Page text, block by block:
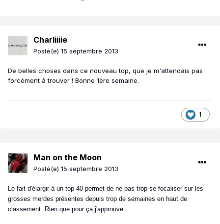
Charliiiie
Posté(e) 15 septembre 2013
De belles choses dans ce nouveau top, que je m'attendais pas
forcément à trouver ! Bonne 1ère semaine.
1
Man on the Moon
Posté(e) 15 septembre 2013
Le fait d'élargir à un top 40 permet de ne pas trop se focaliser sur les
grosses merdes présentes depuis trop de semaines en haut de
classement. Rien que pour ça j'approuve.